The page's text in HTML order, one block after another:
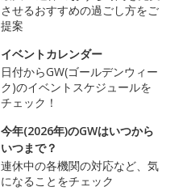
させるおすすめの過ごし方をご
提案
イベントカレンダー
日付からGW(ゴールデンウィー
ク)のイベントスケジュールを
チェック！
今年(2026年)のGWはいつから
いつまで？
連休中の各機関の対応など、気
になることをチェック